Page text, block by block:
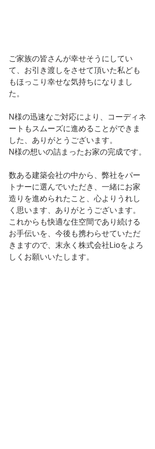
ご家族の皆さんが幸せそうにしてい
て、お引き渡しをさせて頂いた私ども
もほっこり幸せな気持ちになりまし
た。
N様の迅速なご対応により、コーディネ
ートもスムーズに進めることができま
した、ありがとうございます。
N様の想いの詰まったお家の完成です。
数ある建築会社の中から、弊社をパー
トナーに選んでいただき、一緒にお家
造りを進められたこと、心よりうれし
く思います、ありがとうございます。
これからも快適な住空間であり続ける
お手伝いを、今後も携わらせていただ
きますので、末永く株式会社Lioをよろ
しくお願いいたします。